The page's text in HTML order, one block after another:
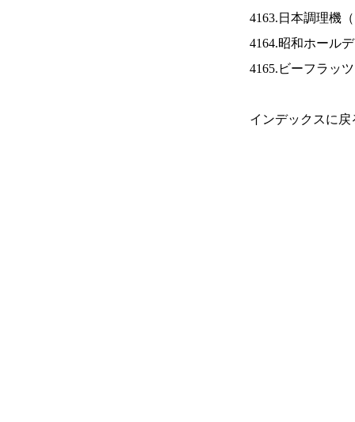
4163.日本調理機（
4164.昭和ホール
4165.ビーフラッ
インデックスに戻